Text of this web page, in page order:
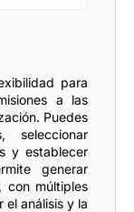
para
a las
Puedes
seleccionar
y establecer
generar
con múltiples
el análisis y la